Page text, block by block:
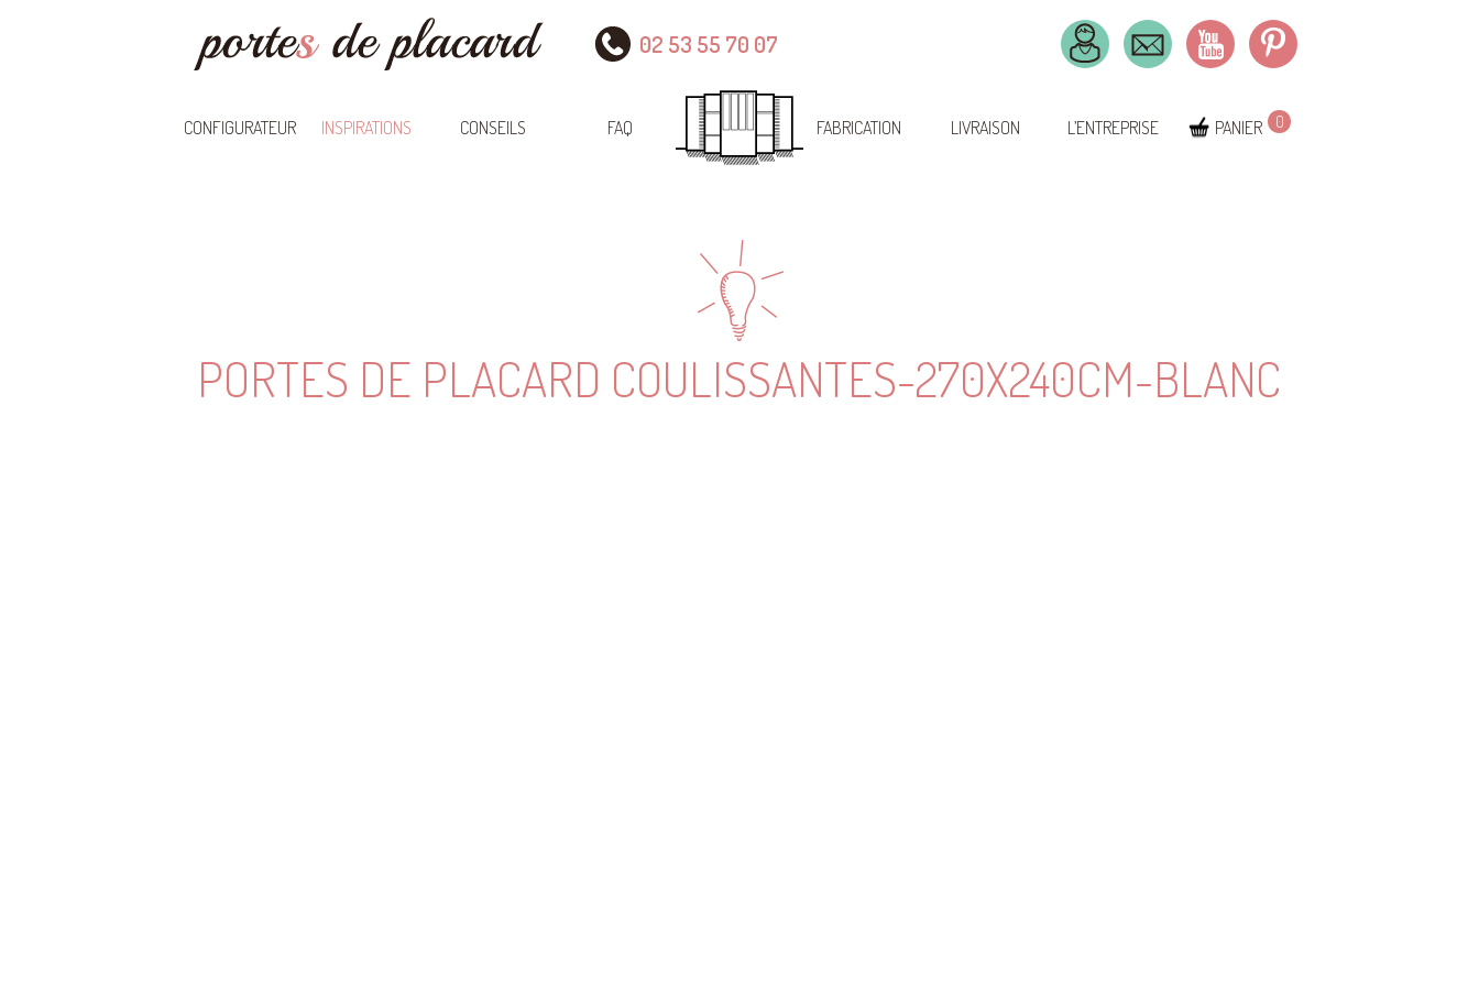
02 53 55 70 07
CONFIGURATEUR INSPIRATIONS CONSEILS FAQ FABRICATION LIVRAISON L’ENTREPRISE PANIER 0
PORTES DE PLACARD COULISSANTES-270X240CM-BLANC